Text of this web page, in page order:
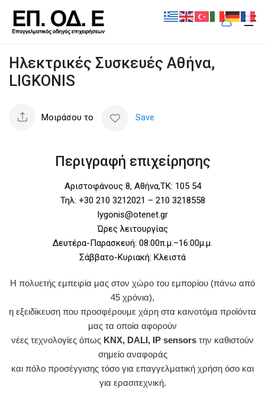
Ηλεκτρικές Συσκευές Αθήνα,
LIGKONIS
Μοιράσου το Save
Περιγραφή επιχείρησης
Αριστοφάνους 8, Αθήνα,ΤΚ: 105 54
Τηλ: +30 210 3212021 – 210 3218558
lygonis@otenet.gr
Ώρες λειτουργίας
Δευτέρα-Παρασκευή: 08:00π.μ.–16:00μ.μ.
Σάββατο-Κυριακή: Κλειστά
Η πολυετής εμπειρία μας στον χώρο του εμπορίου (πάνω από
45 χρόνια),
η εξειδίκευση που προσφέρουμε χάρη στα καινοτόμα προϊόντα
μας τα οποία αφορούν
νέες τεχνολογίες όπως KNX, DALI, IP sensors την καθιστούν
σημείο αναφοράς
και πόλο προσέγγισης τόσο για επαγγελματική χρήση όσο και
για ερασιτεχνική.